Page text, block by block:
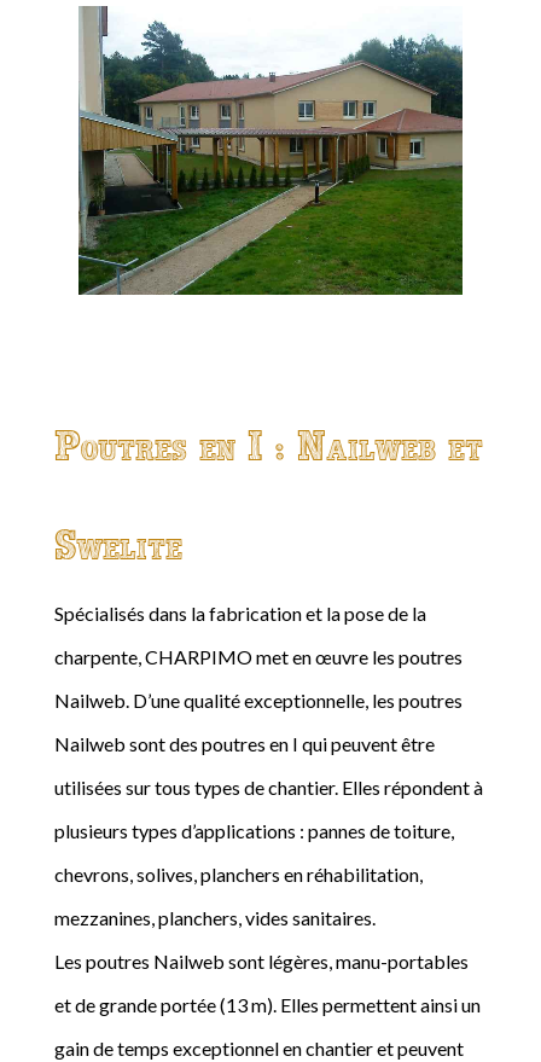
Poutres en I : Nailweb et
Swelite
Spécialisés dans la fabrication et la pose de la
charpente, CHARPIMO met en œuvre les poutres
Nailweb. D’une qualité exceptionnelle, les poutres
Nailweb sont des poutres en I qui peuvent être
utilisées sur tous types de chantier. Elles répondent à
plusieurs types d’applications : pannes de toiture,
chevrons, solives, planchers en réhabilitation,
mezzanines, planchers, vides sanitaires.
Les poutres Nailweb sont légères, manu-portables
et de grande portée (13 m). Elles permettent ainsi un
gain de temps exceptionnel en chantier et peuvent